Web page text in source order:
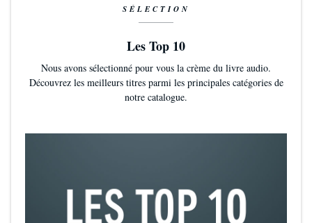
SÉLECTION
Les Top 10
Nous avons sélectionné pour vous la crème du livre audio.
Découvrez les meilleurs titres parmi les principales catégories de
notre catalogue.